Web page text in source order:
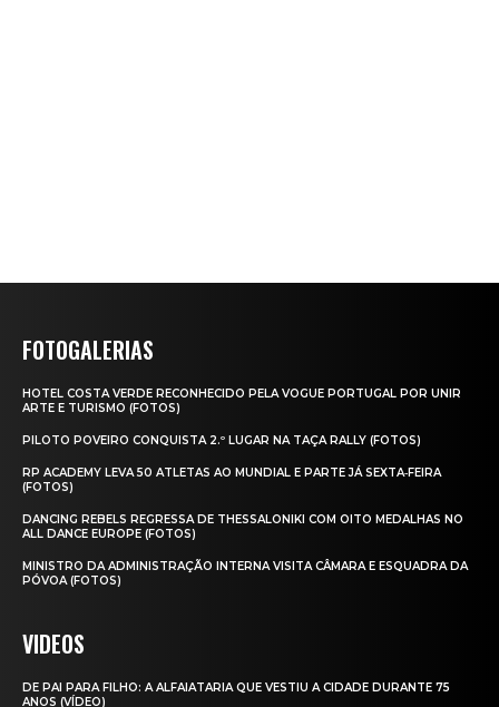
FOTOGALERIAS
HOTEL COSTA VERDE RECONHECIDO PELA VOGUE PORTUGAL POR UNIR
ARTE E TURISMO (FOTOS)
PILOTO POVEIRO CONQUISTA 2.º LUGAR NA TAÇA RALLY (FOTOS)
RP ACADEMY LEVA 50 ATLETAS AO MUNDIAL E PARTE JÁ SEXTA‑FEIRA
(FOTOS)
DANCING REBELS REGRESSA DE THESSALONIKI COM OITO MEDALHAS NO
ALL DANCE EUROPE (FOTOS)
MINISTRO DA ADMINISTRAÇÃO INTERNA VISITA CÂMARA E ESQUADRA DA
PÓVOA (FOTOS)
VIDEOS
DE PAI PARA FILHO: A ALFAIATARIA QUE VESTIU A CIDADE DURANTE 75
ANOS (VÍDEO)